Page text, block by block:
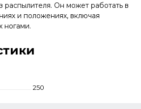
распылителя. Он может работать в
и положениях, включая
ногами.
250